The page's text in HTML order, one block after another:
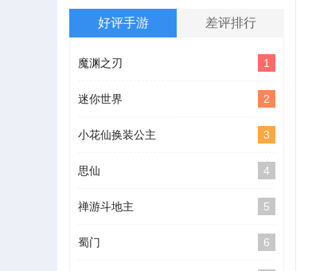
好评手游 差评排行
1
魔渊之刃
2
迷你世界
3
小花仙换装公主
4
思仙
5
禅游斗地主
6
蜀门